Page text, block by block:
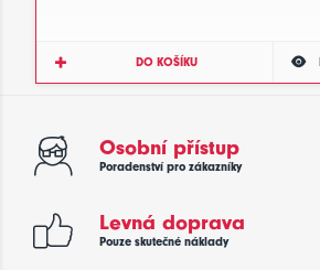
DO KOŠÍKU
Osobní přístup
Poradenství pro zákazníky
Levná doprava
Pouze skutečné náklady